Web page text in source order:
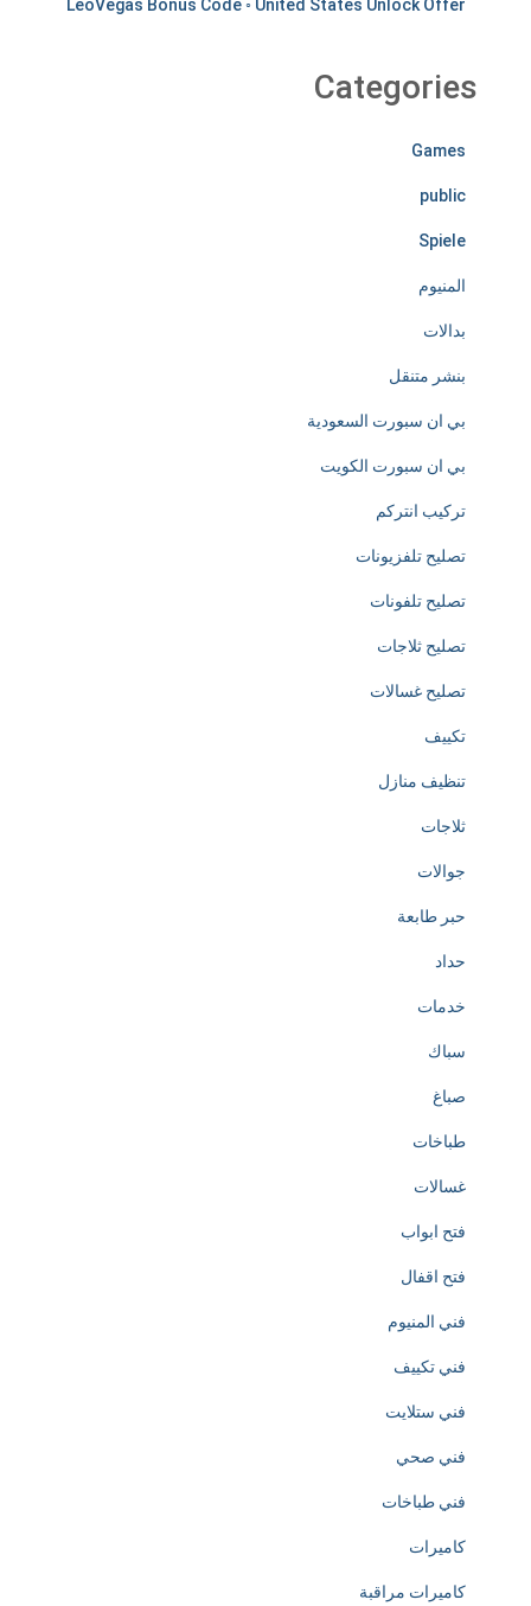
e
s
s
y
d
e
d
c
a
e
d
o
h
e
c
e
a
o
n
o
h
LeoVegas Bonus Code ◦ United States Unlock Offer
Categories
Games
public
Spiele
المنيوم
بدالات
بنشر متنقل
بي ان سبورت السعودية
بي ان سبورت الكويت
تركيب انتركم
تصليح تلفزيونات
تصليح تلفونات
تصليح ثلاجات
تصليح غسالات
تكييف
تنظيف منازل
ثلاجات
جوالات
حبر طابعة
حداد
خدمات
سباك
صباغ
طباخات
غسالات
فتح ابواب
فتح اقفال
فني المنيوم
فني تكييف
فني ستلايت
فني صحي
فني طباخات
كاميرات
كاميرات مراقبة